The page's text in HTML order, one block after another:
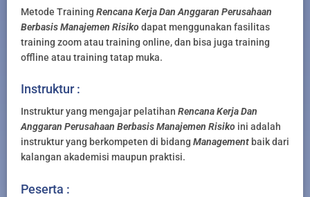
Metode Training Rencana Kerja Dan Anggaran Perusahaan
Berbasis Manajemen Risikodapat menggunakan fasilitas
training zoom atau training online, dan bisa juga training
offline atau training tatap muka.
Instruktur :
Instruktur yang mengajar pelatihan Rencana Kerja Dan
Anggaran Perusahaan Berbasis Manajemen Risiko ini adalah
instruktur yang berkompeten di bidang Management baik dari
kalangan akademisi maupun praktisi.
Peserta :